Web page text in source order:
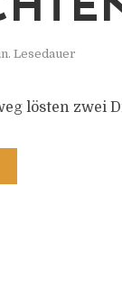
Lesedauer
lösten zwei